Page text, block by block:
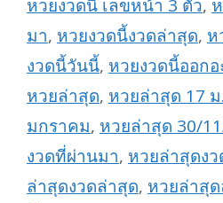
หวยงวดนี้ เลขหน้า 3 ตัว,
มา, หวยงวดนี้งวดล่าสุด, ห
งวดนี้วันนี้, หวยงวดนี้ออกอ
หวยล่าสุด, หวยล่าสุด 17
มกราคม, หวยล่าสุด 30/
งวดที่ผ่านมา, หวยล่าสุดง
ล่าสุดงวดล่าสุด, หวยล่าสุ